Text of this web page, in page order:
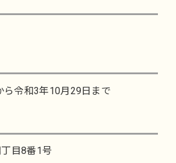
ら令和3年10月29日まで
目8番1号